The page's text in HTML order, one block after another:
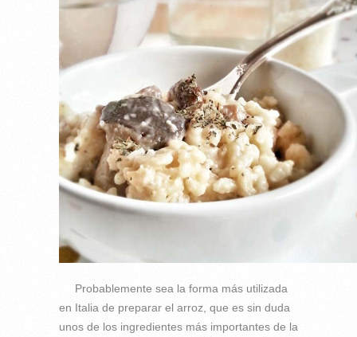
Probablemente sea la forma más utilizada
en Italia de preparar el arroz, que es sin duda
unos de los ingredientes más importantes de la